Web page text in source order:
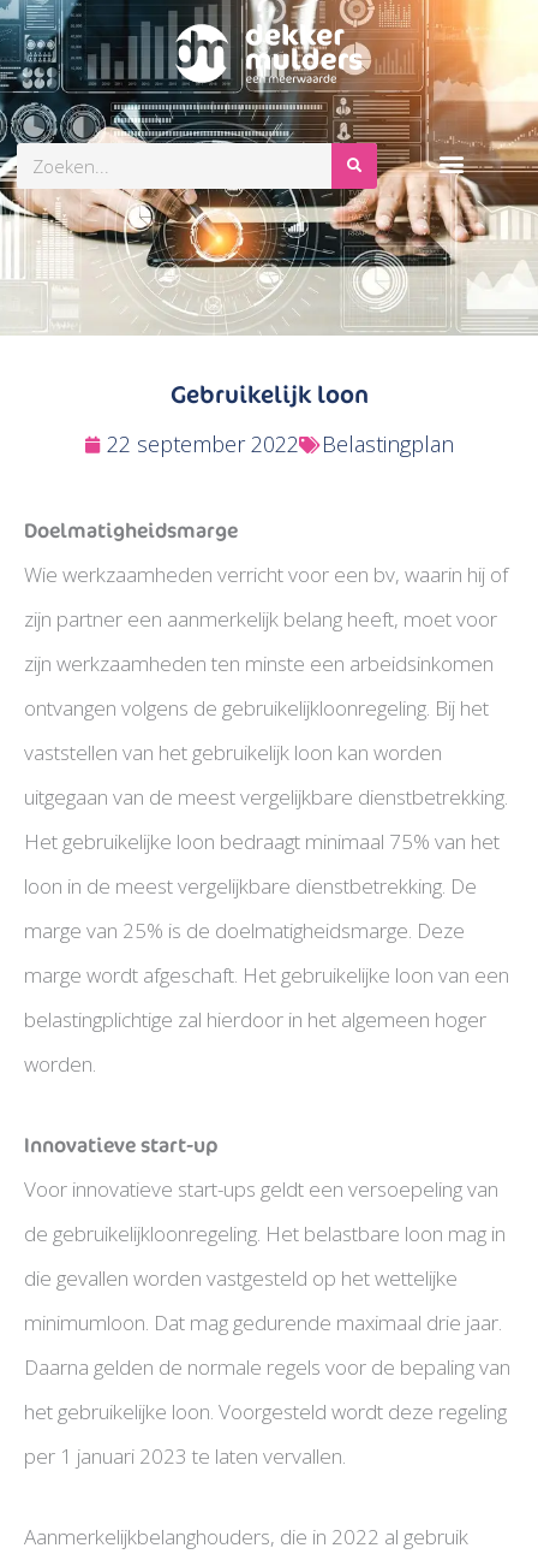
Zoeken
Gebruikelijk loon
22 september 2022 Belastingplan
Doelmatigheidsmarge
Wie werkzaamheden verricht voor een bv, waarin hij of
zijn partner een aanmerkelijk belang heeft, moet voor
zijn werkzaamheden ten minste een arbeidsinkomen
ontvangen volgens de gebruikelijkloonregeling. Bij het
vaststellen van het gebruikelijk loon kan worden
uitgegaan van de meest vergelijkbare dienstbetrekking.
Het gebruikelijke loon bedraagt minimaal 75% van het
loon in de meest vergelijkbare dienstbetrekking. De
marge van 25% is de doelmatigheidsmarge. Deze
marge wordt afgeschaft. Het gebruikelijke loon van een
belastingplichtige zal hierdoor in het algemeen hoger
worden.
Innovatieve start-up
Voor innovatieve start-ups geldt een versoepeling van
de gebruikelijkloonregeling. Het belastbare loon mag in
die gevallen worden vastgesteld op het wettelijke
minimumloon. Dat mag gedurende maximaal drie jaar.
Daarna gelden de normale regels voor de bepaling van
het gebruikelijke loon. Voorgesteld wordt deze regeling
per 1 januari 2023 te laten vervallen.
Aanmerkelijkbelanghouders, die in 2022 al gebruik